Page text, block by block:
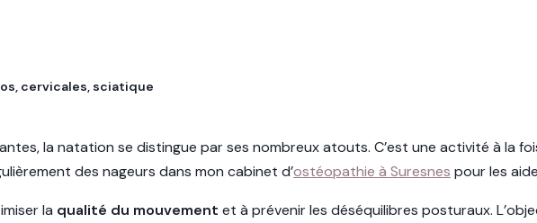
cervicales, sciatique
la natation se distingue par ses nombreux atouts. C’est une activité à la
des nageurs dans mon cabinet d’ostéopathie à Suresnes pour les
la qualité du mouvement et à prévenir les déséquilibres posturaux.